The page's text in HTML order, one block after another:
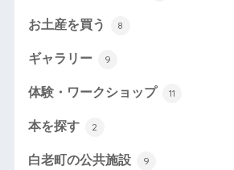
お土産を買う 8
ギャラリー 9
体験・ワークショップ 11
本を探す 2
白老町の公共施設 9